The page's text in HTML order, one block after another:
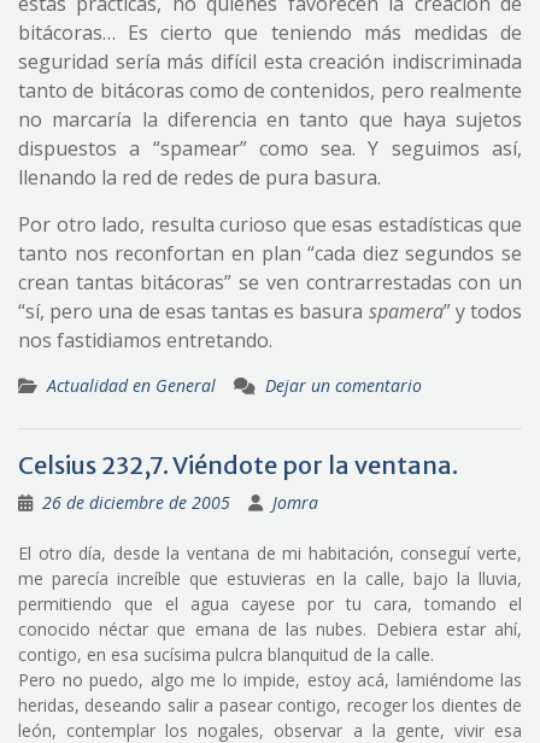
bitácoras… Es cierto que teniendo más medidas de
seguridad sería más difícil esta creación indiscriminada
tanto de bitácoras como de contenidos, pero realmente
no marcaría la diferencia en tanto que haya sujetos
dispuestos a “spamear” como sea. Y seguimos así,
llenando la red de redes de pura basura.
Por otro lado, resulta curioso que esas estadísticas que
tanto nos reconfortan en plan “cada diez segundos se
crean tantas bitácoras” se ven contrarrestadas con un
“sí, pero una de esas tantas es basura spamera” y todos
nos fastidiamos entretando.
Actualidad en General Dejar un comentario
Celsius 232,7. Viéndote por la ventana.
26 de diciembre de 2005 Jomra
El otro día, desde la ventana de mi habitación, conseguí verte,
me parecía increíble que estuvieras en la calle, bajo la lluvia,
permitiendo que el agua cayese por tu cara, tomando el
conocido néctar que emana de las nubes. Debiera estar ahí,
contigo, en esa sucísima pulcra blanquitud de la calle.
Pero no puedo, algo me lo impide, estoy acá, lamiéndome las
heridas, deseando salir a pasear contigo, recoger los dientes de
león, contemplar los nogales, observar a la gente, vivir esa